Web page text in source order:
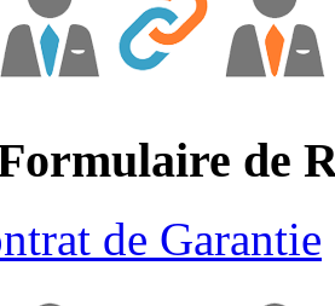
de
de Garantie